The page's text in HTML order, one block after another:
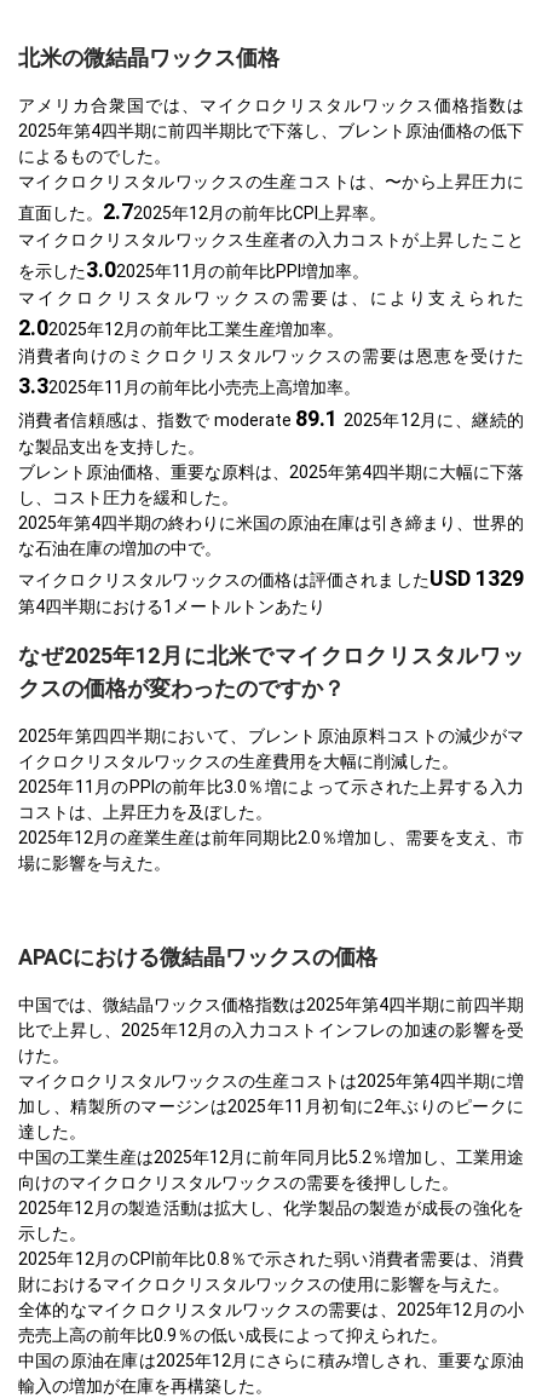
北米の微結晶ワックス価格
アメリカ合衆国では、マイクロクリスタルワックス価格指数は
2025年第4四半期に前四半期比で下落し、ブレント原油価格の低下
によるものでした。
マイクロクリスタルワックスの生産コストは、〜から上昇圧力に
直面した。 2.72025年12月の前年比CPI上昇率。
マイクロクリスタルワックス生産者の入力コストが上昇したこと
を示した3.02025年11月の前年比PPI増加率。
マイクロクリスタルワックスの需要は、により支えられた
2.02025年12月の前年比工業生産増加率。
消費者向けのミクロクリスタルワックスの需要は恩恵を受けた
3.32025年11月の前年比小売売上高増加率。
消費者信頼感は、指数で moderate 89.1 2025年12月に、継続的
な製品支出を支持した。
ブレント原油価格、重要な原料は、2025年第4四半期に大幅に下落
し、コスト圧力を緩和した。
2025年第4四半期の終わりに米国の原油在庫は引き締まり、世界的
な石油在庫の増加の中で。
マイクロクリスタルワックスの価格は評価されましたUSD 1329
第4四半期における1メートルトンあたり
なぜ2025年12月に北米でマイクロクリスタルワッ
クスの価格が変わったのですか？
2025年第四四半期において、ブレント原油原料コストの減少がマ
イクロクリスタルワックスの生産費用を大幅に削減した。
2025年11月のPPIの前年比3.0％増によって示された上昇する入力
コストは、上昇圧力を及ぼした。
2025年12月の産業生産は前年同期比2.0％増加し、需要を支え、市
場に影響を与えた。
APACにおける微結晶ワックスの価格
中国では、微結晶ワックス価格指数は2025年第4四半期に前四半期
比で上昇し、2025年12月の入力コストインフレの加速の影響を受
けた。
マイクロクリスタルワックスの生産コストは2025年第4四半期に増
加し、精製所のマージンは2025年11月初旬に2年ぶりのピークに
達した。
中国の工業生産は2025年12月に前年同月比5.2％増加し、工業用途
向けのマイクロクリスタルワックスの需要を後押しした。
2025年12月の製造活動は拡大し、化学製品の製造が成長の強化を
示した。
2025年12月のCPI前年比0.8％で示された弱い消費者需要は、消費
財におけるマイクロクリスタルワックスの使用に影響を与えた。
全体的なマイクロクリスタルワックスの需要は、2025年12月の小
売売上高の前年比0.9％の低い成長によって抑えられた。
中国の原油在庫は2025年12月にさらに積み増しされ、重要な原油
輸入の増加が在庫を再構築した。